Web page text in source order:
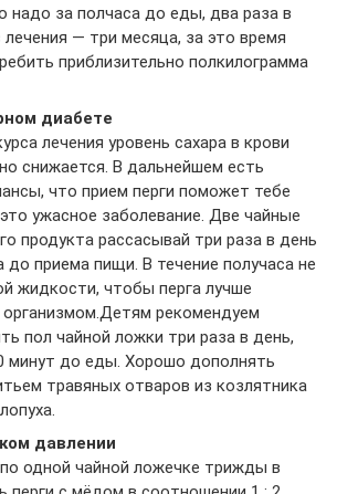
надо за полчаса до еды, два раза в
лечения — три месяца, за это время
приблизительно полкилограмма
диабете
лечения уровень сахара в крови
снижается. В дальнейшем есть
что прием перги поможет тебе
ужасное заболевание. Две чайные
продукта рассасывай три раза в день
до приема пищи. В течение получаса не
жидкости, чтобы перга лучше
организмом.Детям рекомендуем
пол чайной ложки три раза в день,
минут до еды. Хорошо дополнять
травяных отваров из козлятника
давлении
одной чайной ложечке трижды в